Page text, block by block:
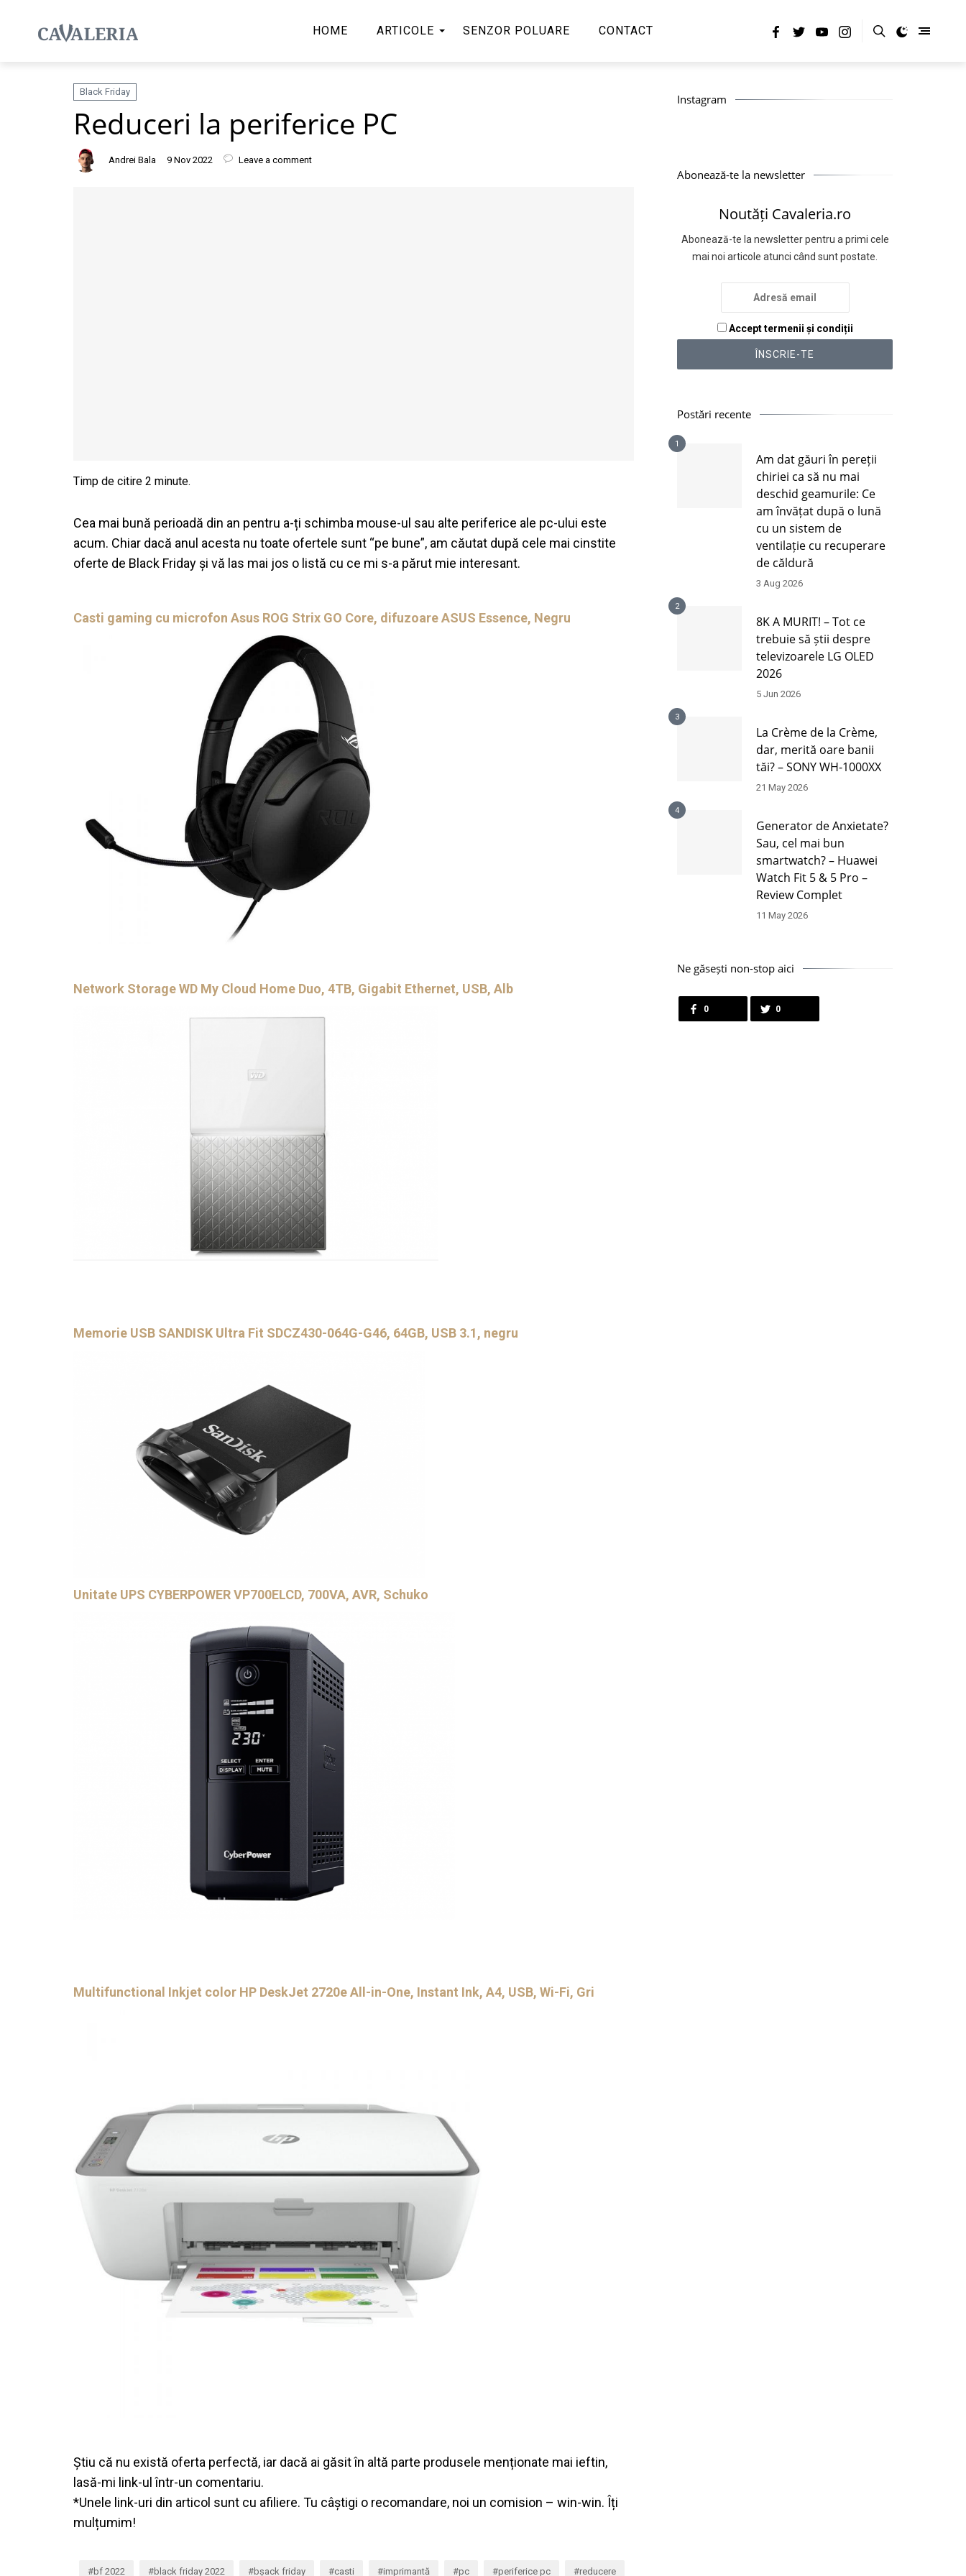
HOME ARTICOLE SENZOR POLUARE CONTACT
Black Friday
Reduceri la periferice PC
Andrei Bala 9 Nov 2022 Leave a comment
Cea mai bună perioadă din an pentru a-ți schimba mouse-ul sau alte periferice ale pc-ului este
acum. Chiar dacă anul acesta nu toate ofertele sunt “pe bune”, am căutat după cele mai cinstite
oferte de Black Friday și vă las mai jos o listă cu ce mi s-a părut mie interesant.
Casti gaming cu microfon Asus ROG Strix GO Core, difuzoare ASUS Essence, Negru
Network Storage WD My Cloud Home Duo, 4TB, Gigabit Ethernet, USB, Alb
Memorie USB SANDISK Ultra Fit SDCZ430-064G-G46, 64GB, USB 3.1, negru
Unitate UPS CYBERPOWER VP700ELCD, 700VA, AVR, Schuko
Multifunctional Inkjet color HP DeskJet 2720e All-in-One, Instant Ink, A4, USB, Wi-Fi, Gri
Știu că nu există oferta perfectă, iar dacă ai găsit în altă parte produsele menționate mai ieftin,
lasă-mi link-ul într-un comentariu.
*Unele link-uri din articol sunt cu afiliere. Tu câștigi o recomandare, noi un comision – win-win. Îți
mulțumim!
bf 2022 black friday 2022 bșack friday casti imprimantă pc periferice pc reducere
Instagram
Abonează-te la newsletter
Noutăți Cavaleria.ro
Abonează-te la newsletter pentru a primi cele
mai noi articole atunci când sunt postate.
Accept termenii și condiții
Postări recente
1
Am dat găuri în pereții
chiriei ca să nu mai
deschid geamurile: Ce
am învățat după o lună
cu un sistem de
ventilație cu recuperare
de căldură
3 Aug 2026
2
8K A MURIT! – Tot ce
trebuie să știi despre
televizoarele LG OLED
2026
5 Jun 2026
3
La Crème de la Crème,
dar, merită oare banii
tăi? – SONY WH-1000XX
21 May 2026
4
Generator de Anxietate?
Sau, cel mai bun
smartwatch? – Huawei
Watch Fit 5 & 5 Pro –
Review Complet
11 May 2026
Ne găsești non-stop aici
0 0